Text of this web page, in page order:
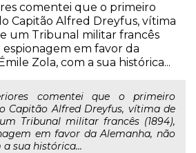
comentei que o primeiro
Capitão Alfred Dreyfus, vítima
um Tribunal militar francês
espionagem em favor da
Zola, com a sua histórica...
comentei que o primeiro
Capitão Alfred Dreyfus, vítima de
Tribunal militar francês (1894),
em favor da Alemanha, não
sua histórica...